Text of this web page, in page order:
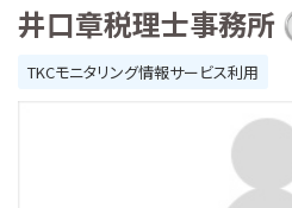
井口章税理士事務所
TKCモニタリング情報サービス利用